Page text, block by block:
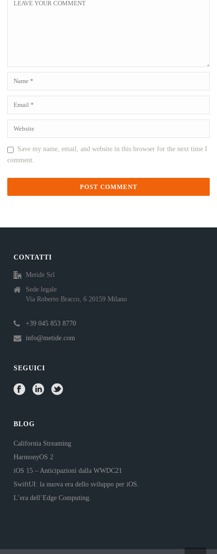
Save my name, email, and website in this browser for the next time I
comment.
CONTATTI
Metide Srl
Sede legale
Via Roberto Bracco, 6 20159 Milano
+39 045 853 8770
info@metide.com
SEGUICI
BLOG
California Streaming
HarmonyOS 2
iOS 15 – Anticipazioni dalla WWDC21
SwiftUI: la nuova era dello sviluppo per iOS.
L’era dell’Edge Computing.